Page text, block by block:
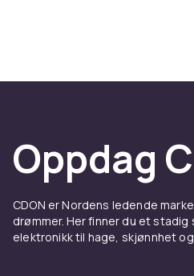
Oppdag
CDON er Nordens ledende
drømmer. Her finner du et
elektronikk til hage, skjønnhet